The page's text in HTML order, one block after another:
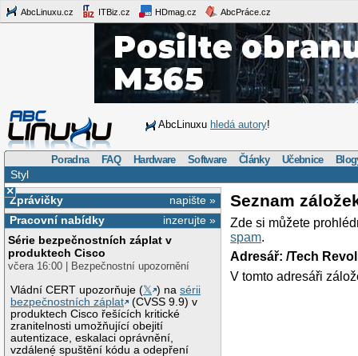
AbcLinuxu.cz ITBiz.cz HDmag.cz AbcPráce.cz
AbcLinuxu hledá autory!
Poradna FAQ Hardware Software Články Učebnice
Styl
×
napište »
Zprávičky
inzerujte »
Pracovní nabídky
Série bezpečnostních záplat v
produktech Cisco
včera 16:00 | Bezpečnostní upozornění
Vládní CERT upozorňuje (𝕏 ) nasérii
bezpečnostních záplat
(CVSS 9.9) v
produktech Cisco řešících kritické
zranitelnosti umožňující obejití
autentizace, eskalaci oprávnění,
vzdálené spuštění kódu a odepření
Seznam
Zde si můžete
spam.
Adresář: /Tech
V tomto adresáři